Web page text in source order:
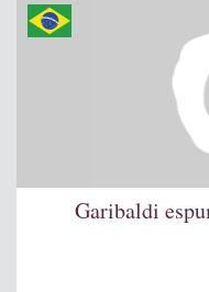
Garibaldi